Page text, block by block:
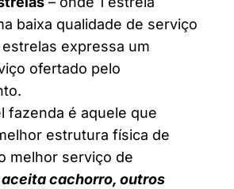
baixa qualidade de serviço
expressa um
ofertado pelo
fazenda é aquele que
estrutura física de
melhor serviço de
aceita cachorro, outros